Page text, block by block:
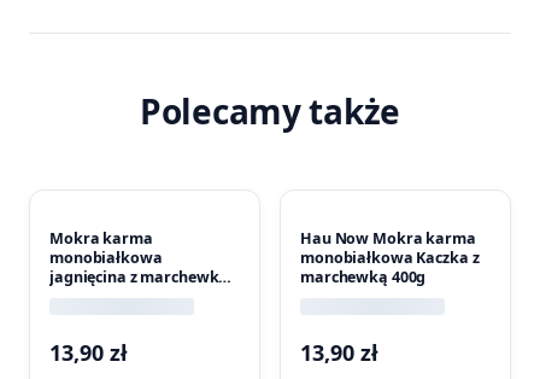
Polecamy także
Mokra karma
monobiałkowa
jagnięcina z marchewką
400g
13,90 zł
Hau Now Mokra karma
monobiałkowa Kaczka z
marchewką 400g
13,90 zł